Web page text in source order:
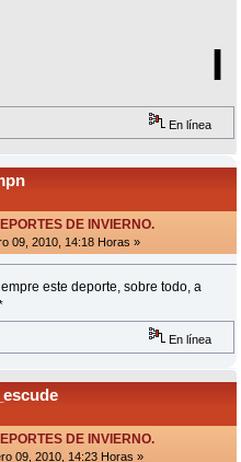
I
En línea
DE INVIERNO.
09, 2010, 14:18 Horas »
este deporte, sobre todo, a
En línea
DE INVIERNO.
09, 2010, 14:23 Horas »